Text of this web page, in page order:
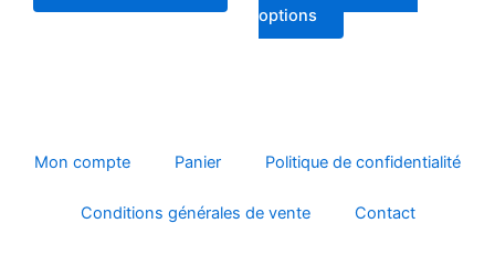
options
Mon compte Panier Politique de confidentialité
Conditions générales de vente Contact